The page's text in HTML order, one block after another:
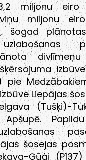
miljonu eiro
miljonu
šogad
pie
Liepājas
(Tušķi)-
Apšupē.
šosejas
Ģūģi